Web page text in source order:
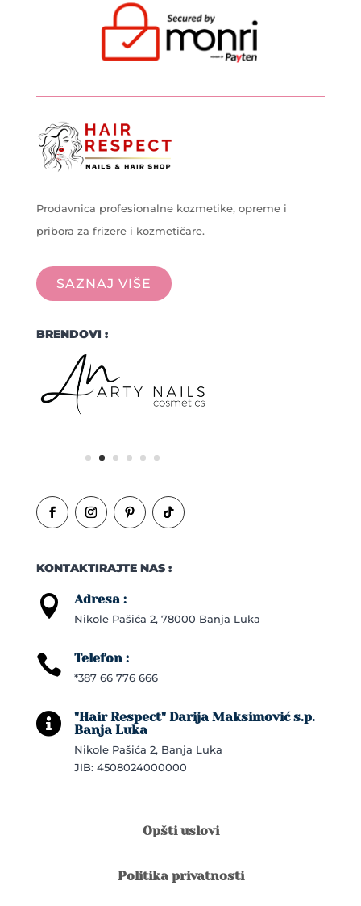
Prodavnica profesionalne kozmetike, opreme i
pribora za frizere i kozmetičare.
SAZNAJ VIŠE
BRENDOVI :
KONTAKTIRAJTE NAS :
 Adresa :
Nikole Pašića 2, 78000 Banja Luka
 Telefon :
*387 66 776 666

"Hair Respect" Darija Maksimović s.p.
Banja Luka
Nikole Pašića 2, Banja Luka
JIB: 4508024000000
Opšti uslovi
Politika privatnosti